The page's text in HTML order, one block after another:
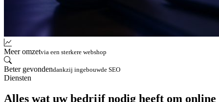
Meer omzetvia een sterkere webshop
Beter gevondendankzij ingebouwde SEO
Diensten
Alles wat uw bedrijf nodig heeft om online